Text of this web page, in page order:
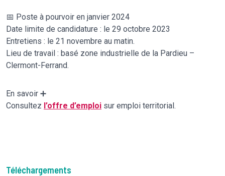
📅 Poste à pourvoir en janvier 2024
Date limite de candidature : le 29 octobre 2023
Entretiens : le 21 novembre au matin.
Lieu de travail : basé zone industrielle de la Pardieu –
Clermont-Ferrand.
En savoir ➕
Consultez l’offre d’emploi sur emploi territorial.
Téléchargements